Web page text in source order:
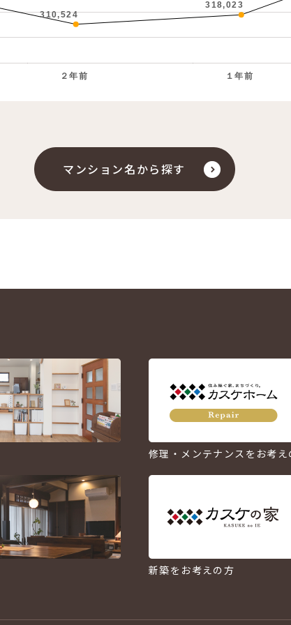
２年前 １年前
310,524
318,023
マンション名から探す
修理・メンテナンスをお考え
新築をお考えの方